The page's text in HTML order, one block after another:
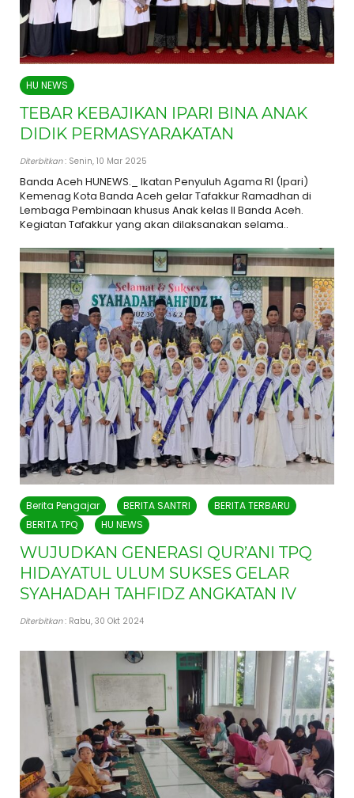
HU NEWS
TEBAR KEBAJIKAN IPARI BINA ANAK
DIDIK PERMASYARAKATAN
Diterbitkan: Senin, 10 Mar 2025
Banda Aceh HUNEWS._ Ikatan Penyuluh Agama RI (Ipari)
Kemenag Kota Banda Aceh gelar Tafakkur Ramadhan di
Lembaga Pembinaan khusus Anak kelas II Banda Aceh.
Kegiatan Tafakkur yang akan dilaksanakan selama..
Berita Pengajar BERITA SANTRI
BERITA TERBARU
BERITA TPQ
HU NEWS
WUJUDKAN GENERASI QUR’ANI TPQ
HIDAYATUL ULUM SUKSES GELAR
SYAHADAH TAHFIDZ ANGKATAN IV
Diterbitkan: Rabu, 30 Okt 2024